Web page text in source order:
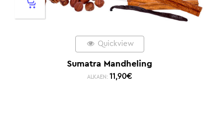
Quickview
Sumatra Mandheling
ALKAEN: 11,90€